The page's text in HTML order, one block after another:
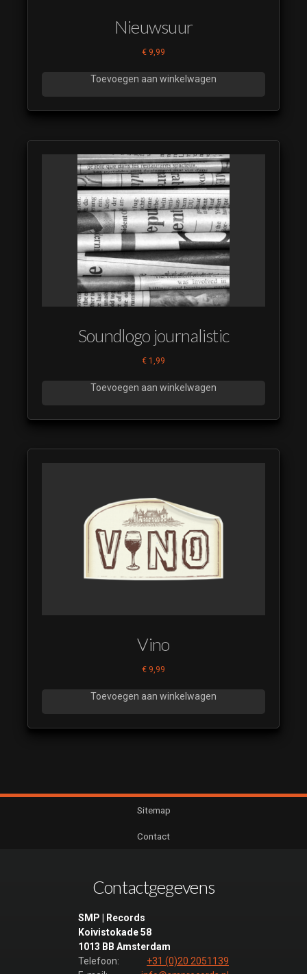
Nieuwsuur
€ 9,99
Toevoegen aan winkelwagen
Soundlogo journalistic
€ 1,99
Toevoegen aan winkelwagen
Vino
€ 9,99
Toevoegen aan winkelwagen
Sitemap
Contact
Contactgegevens
SMP | Records
Koivistokade 58
1013 BB Amsterdam
Telefoon:
+31 (0)20 2051139